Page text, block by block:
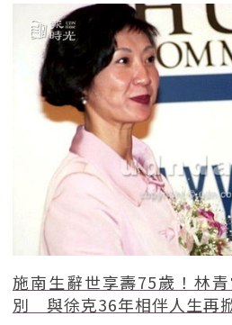
施南生辭世享壽75歲！林
別 與徐克36年相伴人生再